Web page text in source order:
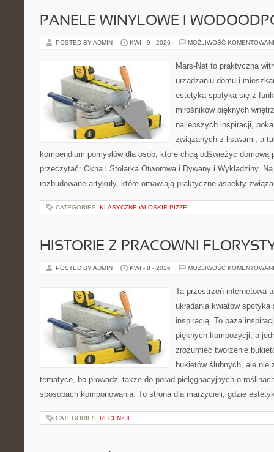
PANELE WINYLOWE I
POSTED BY ADMIN KWI - 9 - 2026 MOŻLIWOŚĆ
Mars-Net to praktyczna
urządzaniu domu i
estetyka spotyka się z
miłośników pięknych
najlepszych inspiracji,
związanych z listwami, a
kompendium pomysłów dla osób, które chcą odświeżyć domową
przeczytać: Okna i Stolarka Otworowa i Dywany i Wykładziny.
rozbudowane artykuły, które omawiają praktyczne aspekty
CATEGORIES: KLASYCZNE WŁOSKIE PIZZE
HISTORIE Z PRACOWNI
POSTED BY ADMIN KWI - 8 - 2026 MOŻLIWOŚĆ
Ta przestrzeń internetowa
układania kwiatów
inspiracją. To baza
pięknych kompozycji, a
zrozumieć tworzenie
bukietów ślubnych, ale nie
tematyce, bo prowadzi także do porad pielęgnacyjnych o
sposobach komponowania. To strona dla marzycieli, gdzie
CATEGORIES: RECENZJE